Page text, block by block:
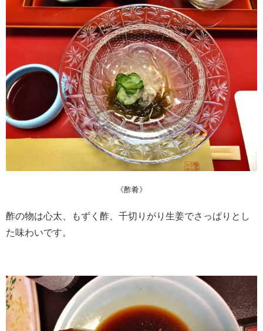
《酢肴》
酢の物は心太、もずく酢、千切りがり生姜でさっぱりとし
た味わいです。